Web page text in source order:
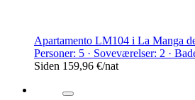
Apartamento LM104 i La Manga
Personer: 5 · Soveværelser: 2 ·
Siden 159,96 €/nat